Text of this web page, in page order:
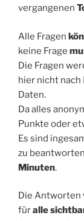
vergangenen
Alle Fragen
keine Frage
Die Fragen
hier nicht
Daten.
Da alles
Punkte oder
Es sind
zu
Minuten.
Die Antworten
füralle